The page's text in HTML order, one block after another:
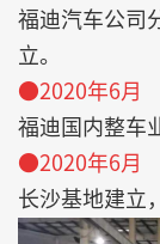
福迪汽车公司
立。
●2020年6月
福迪国内整车
●2020年6月
长沙基地建立